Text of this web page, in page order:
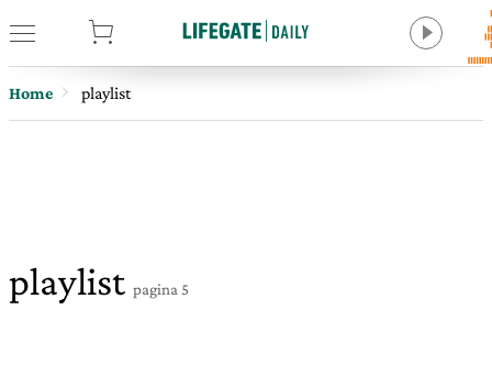
Home playlist
playlist pagina 5